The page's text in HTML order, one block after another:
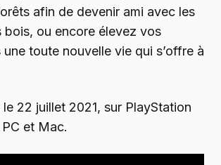
afin de devenir ami avec les
bois, ou encore élevez vos
toute nouvelle vie qui s’offre à
22 juillet 2021, sur PlayStation
et Mac.